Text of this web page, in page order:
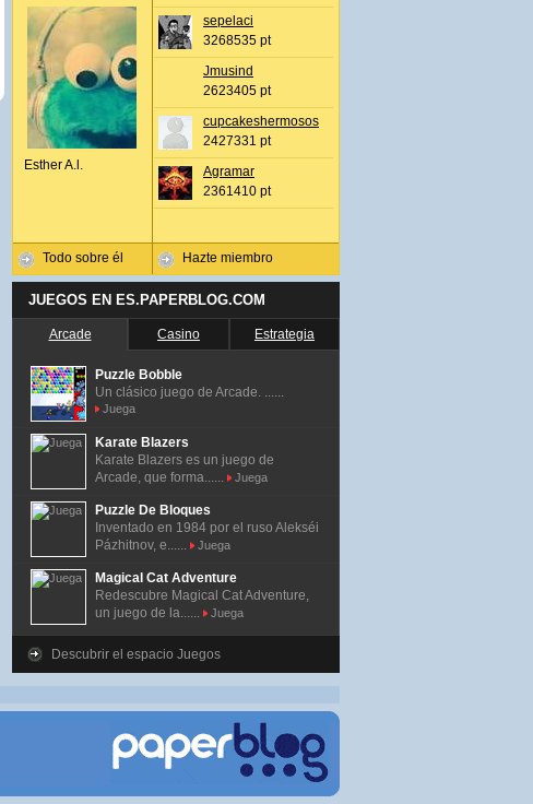
Esther A.l.
Todo sobre él
sepelaci
3268535 pt
Jmusind
2623405 pt
cupcakeshermosos
2427331 pt
Agramar
2361410 pt
Hazte miembro
JUEGOS EN ES.PAPERBLOG.COM
Arcade Casino Estrategia
Puzzle Bobble
Un clásico juego de Arcade. ......
Juega
Karate Blazers
Karate Blazers es un juego de
Arcade, que forma......
Juega
Puzzle De Bloques
Inventado en 1984 por el ruso Alekséi
Pázhitnov, e......
Juega
Magical Cat Adventure
Redescubre Magical Cat Adventure,
un juego de la......
Juega
Descubrir el espacio Juegos